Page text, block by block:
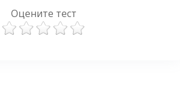
Оцените тест